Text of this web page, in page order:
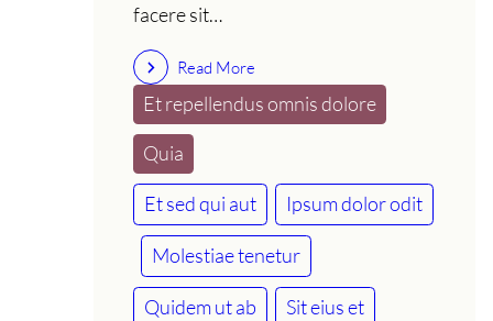
facere sit…
Read More
Et repellendus omnis dolore
Quia
Et sed qui aut Ipsum dolor odit
Molestiae tenetur
Quidem ut ab Sit eius et